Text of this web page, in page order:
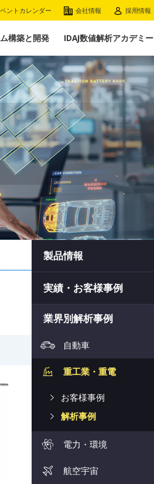
ントカレンダー 会社情報 採用情報
構築と開発 IDAJ数値解析アカデミー
製品情報
実績・お客様事例
業界別解析事例
自動車
重工業・重電
お客様事例
解析事例
電力・環境
航空宇宙